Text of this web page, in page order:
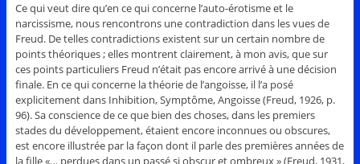
Ce qui veut dire qu’en ce qui concerne l’auto-érotisme et le
narcissisme, nous rencontrons une contradiction dans les vues de
Freud. De telles contradictions existent sur un certain nombre de
points théoriques ; elles montrent clairement, à mon avis, que sur
ces points particuliers Freud n’était pas encore arrivé à une décision
finale. En ce qui concerne la théorie de l’angoisse, il l’a posé
explicitement dans Inhibition, Symptôme, Angoisse (Freud, 1926, p.
96). Sa conscience de ce que bien des choses, dans les premiers
stades du développement, étaient encore inconnues ou obscures,
est encore illustrée par la façon dont il parle des premières années de
la fille «… perdues dans un passé si obscur et ombreux » (Freud, 1931,